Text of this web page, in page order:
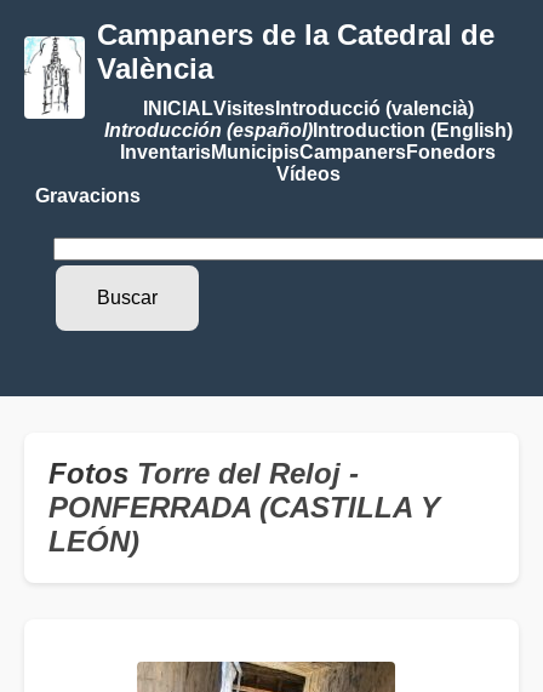
Campaners de la Catedral de
València
INICIALVisitesIntroducció (valencià)
Introducción (español)Introduction (English)
InventarisMunicipisCampanersFonedors
Vídeos
Gravacions
Fotos Torre del Reloj -
PONFERRADA (CASTILLA Y
LEÓN)